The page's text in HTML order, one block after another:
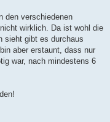
-I. -gdwarf-
den verschiedenen
wirklich. Da ist wohl die
sieht gibt es durchaus
aber erstaunt, dass nur
war, nach mindestens 6